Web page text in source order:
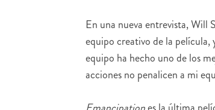
En una nueva entrevista, Will
equipo creativo de la
equipo ha hecho uno de los
acciones no penalicen a mi